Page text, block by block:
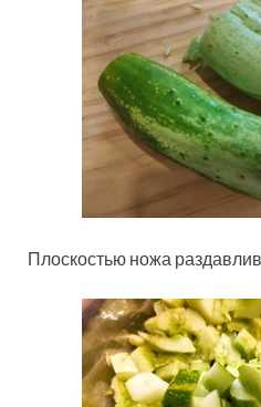
Плоскостью ножа